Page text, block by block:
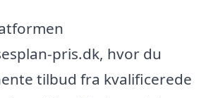
pris.dk, hvor du
tilbud fra kvalificerede